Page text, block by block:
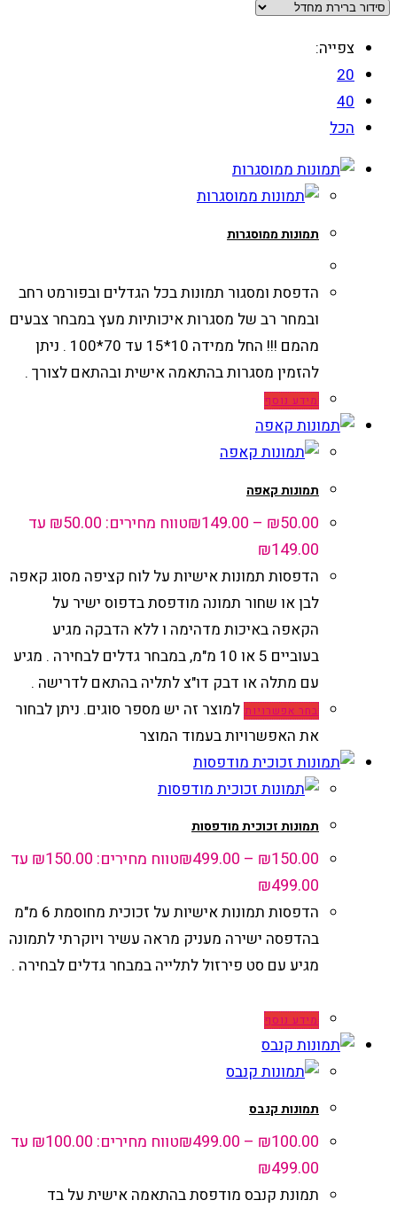
צפייה:
20
40
הכל
תמונות ממוסגרות
הדפסת ומסגור תמונות בכל הגדלים ובפורמט רחב
ובמחר רב של מסגרות איכותיות מעץ במבחר צבעים
מהמם !!! החל ממידה 10*15 עד 70*100 . ניתן
להזמין מסגרות בהתאמה אישית ובהתאם לצורך .
מידע נוסף
תמונות קאפה
₪50.00
–
₪149.00
טווח מחירים: ⁦₪50.00⁩ עד
הדפסות תמונות אישיות על לוח קציפה מסוג קאפה
לבן או שחור תמונה מודפסת בדפוס ישיר על
הקאפה באיכות מדהימה ו ללא הדבקה מגיע
בעוביים 5 או 10 מ"מ, במבחר גדלים לבחירה . מגיע
עם מתלה או דבק דו"צ לתליה בהתאם לדרישה .
בחר אפשרויות למוצר זה יש מספר סוגים. ניתן לבחור
את האפשרויות בעמוד המוצר
תמונות זכוכית מודפסות
₪150.00
–
₪499.00
טווח מחירים: ⁦₪150.00⁩ עד
הדפסות תמונות אישיות על זכוכית מחוסמת 6 מ"מ
בהדפסה ישירה מעניק מראה עשיר ויוקרתי לתמונה
מגיע עם סט פירזול לתלייה במבחר גדלים לבחירה .
מידע נוסף
תמונות קנבס
₪100.00
–
₪499.00
טווח מחירים: ⁦₪100.00⁩ עד
תמונת קנבס מודפסת בהתאמה אישית על בד